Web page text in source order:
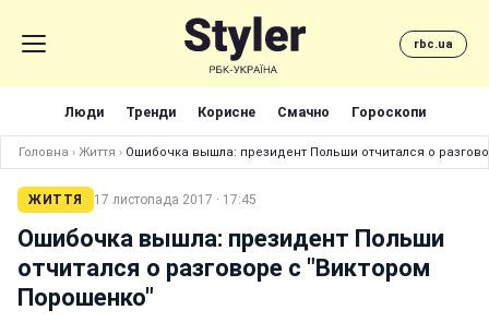
rbc.ua
Люди Тренди Корисне Смачно Гороскопи
Головна › Життя › Ошибочка вышла: президент Польши отчитался о
ЖИТТЯ 17 листопада 2017 · 17:45
Ошибочка вышла: президент Польши
отчитался о разговоре с "Виктором
Порошенко"